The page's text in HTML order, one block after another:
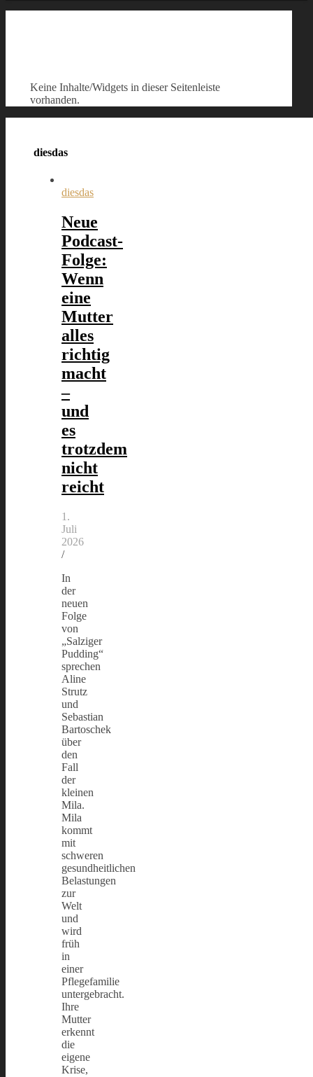
Keine Inhalte/Widgets in dieser Seitenleiste
vorhanden.
diesdas
diesdas
Neue
Podcast-
Folge:
Wenn
eine
Mutter
alles
richtig
macht
–
und
es
trotzdem
nicht
reicht
1.
Juli
2026
/
In
der
neuen
Folge
von
„Salziger
Pudding“
sprechen
Aline
Strutz
und
Sebastian
Bartoschek
über
den
Fall
der
kleinen
Mila.
Mila
kommt
mit
schweren
gesundheitlichen
Belastungen
zur
Welt
und
wird
früh
in
einer
Pflegefamilie
untergebracht.
Ihre
Mutter
erkennt
die
eigene
Krise,